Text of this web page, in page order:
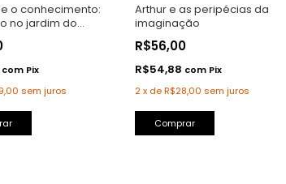
o conhecimento:
no jardim do
ocidental
com Pix
sem juros
Arthur e as peripécias da
imaginação
R$56,00
R$54,88 com Pix
2x deR$28,00 sem juros
Comprar